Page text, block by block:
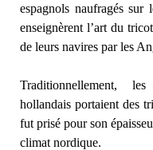
espagnols naufragés
enseignèrent l’art du
de leurs navires par les
Traditionnellement, les
hollandais portaient des
fut prisé pour son
climat nordique.